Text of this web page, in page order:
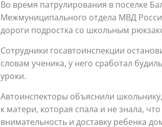
Во время патрулирования в поселке
Межмуниципального отдела МВД
дороги подростка со школьным
Сотрудники госавтоинспекции
словам ученика, у него сработал
уроки.
Автоинспекторы объяснили
к матери, которая спала и не знала,
внимательность и доставку ребенка